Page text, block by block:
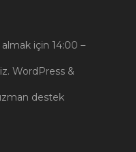
için 14:00 –
WordPress &
destek